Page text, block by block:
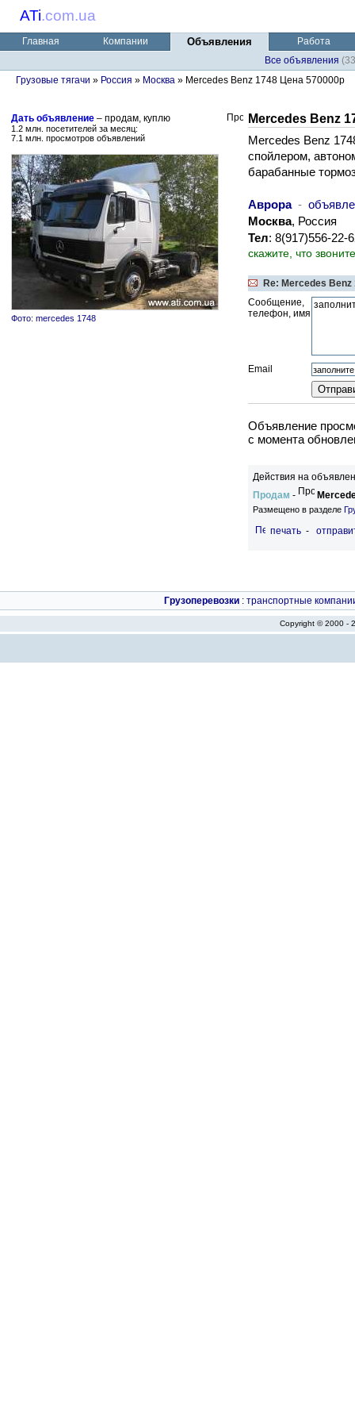
ATi.com.ua
Главная Компании Объявления
Работа
Все объявления
Грузовые тягачи » Россия » Москва » Mercedes Benz 1748 Цена 570000р
Дать объявление – продам, куплю
1.2 млн. посетителей за месяц:
7.1 млн. просмотров объявлений
Фото: mercedes 1748
Mercedes Benz
Mercedes Benz
спойлером,
барабанные
Аврора -
Москва, Россия
Тел: 8(917)556-22-
скажите, что
Re: Mercedes
Сообщение,
телефон, имя
Email
Объявление
c момента
Действия на
Продам -
Размещено в разделе
печать -
Грузоперевозки : транспортные
Copyright © 2000 -